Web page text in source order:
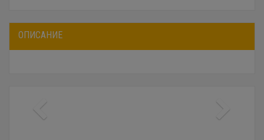
ОПИСАНИЕ